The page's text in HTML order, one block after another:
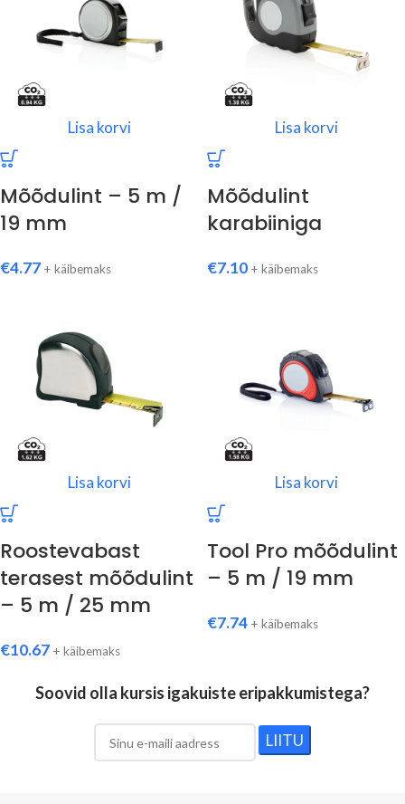
Lisa korvi
Mõõdulint – 5 m /
19 mm
€4.77 + käibemaks
Lisa korvi
Mõõdulint
karabiiniga
€7.10 + käibemaks
Lisa korvi
Roostevabast
terasest mõõdulint
– 5 m / 25 mm
€10.67 + käibemaks
Lisa korvi
Tool Pro mõõdulint
– 5 m / 19 mm
€7.74 + käibemaks
Soovid olla kursis igakuiste eripakkumistega?
LIITU